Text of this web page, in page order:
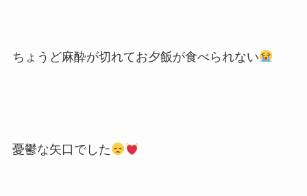
ちょうど麻酔が切れてお夕飯が食べられない
憂鬱な矢口でした